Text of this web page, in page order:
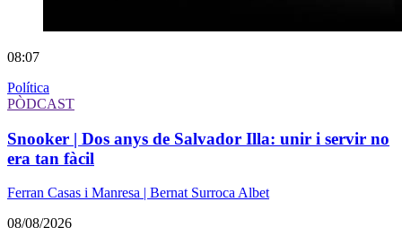
08:07
Política
PÒDCAST
Snooker | Dos anys de Salvador Illa: unir i servir no
era tan fàcil
Ferran Casas i Manresa | Bernat Surroca Albet
08/08/2026